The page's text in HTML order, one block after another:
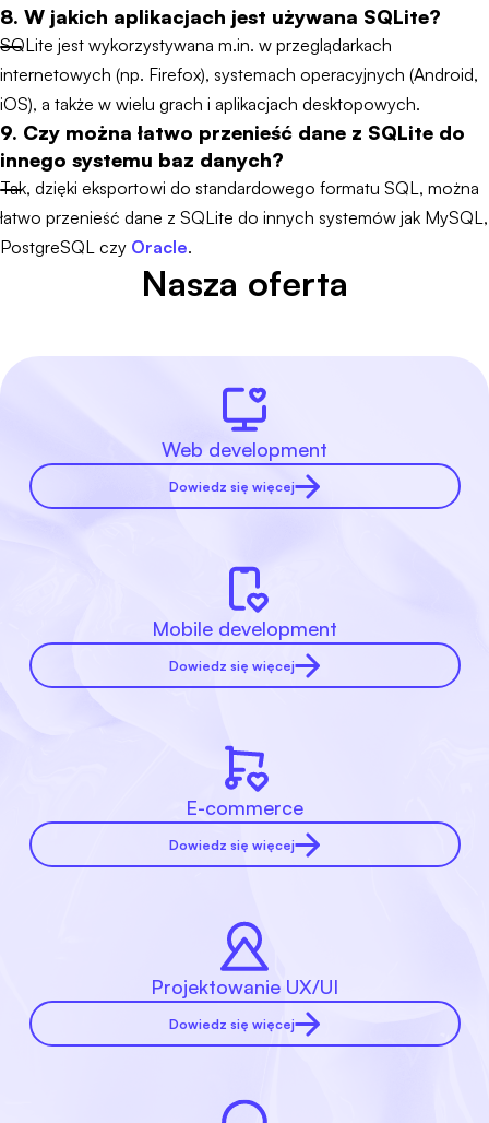
8. W jakich aplikacjach jest używana SQLite?
SQLite jest wykorzystywana m.in. w przeglądarkach
internetowych (np. Firefox), systemach operacyjnych (Android,
iOS), a także w wielu grach i aplikacjach desktopowych.
9. Czy można łatwo przenieść dane z SQLite do
innego systemu baz danych?
Tak, dzięki eksportowi do standardowego formatu SQL, można
łatwo przenieść dane z SQLite do innych systemów jak MySQL,
PostgreSQL czy Oracle.
Nasza oferta
Web development
Dowiedz się więcej
Mobile development
Dowiedz się więcej
E-commerce
Dowiedz się więcej
Projektowanie UX/UI
Dowiedz się więcej